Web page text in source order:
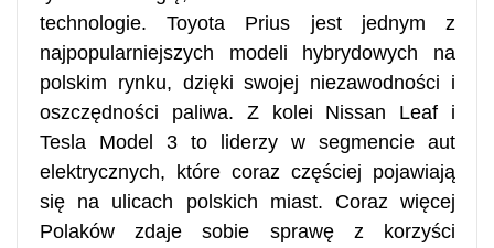
technologie. Toyota Prius jest jednym z
najpopularniejszych modeli hybrydowych na
polskim rynku, dzięki swojej niezawodności i
oszczędności paliwa. Z kolei Nissan Leaf i
Tesla Model 3 to liderzy w segmencie aut
elektrycznych, które coraz częściej pojawiają
się na ulicach polskich miast. Coraz więcej
Polaków zdaje sobie sprawę z korzyści